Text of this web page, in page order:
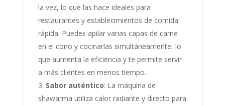
la vez, lo que las hace ideales para
restaurantes y establecimientos de comida
rápida. Puedes apilar varias capas de carne
en el cono y cocinarlas simultáneamente, lo
que aumenta la eficiencia y te permite servir
a más clientes en menos tiempo.
Sabor auténtico: La máquina de
shawarma utiliza calor radiante y directo para